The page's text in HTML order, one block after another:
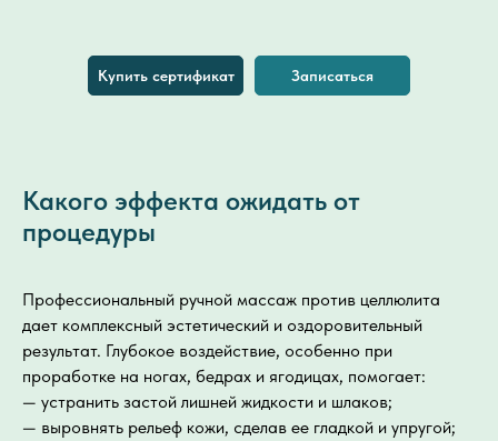
Купить сертификат Записаться
Какого эффекта ожидать от
процедуры
Профессиональный ручной массаж против целлюлита
дает комплексный эстетический и оздоровительный
результат. Глубокое воздействие, особенно при
проработке на ногах, бедрах и ягодицах, помогает:
— устранить застой лишней жидкости и шлаков;
— выровнять рельеф кожи, сделав ее гладкой и упругой;